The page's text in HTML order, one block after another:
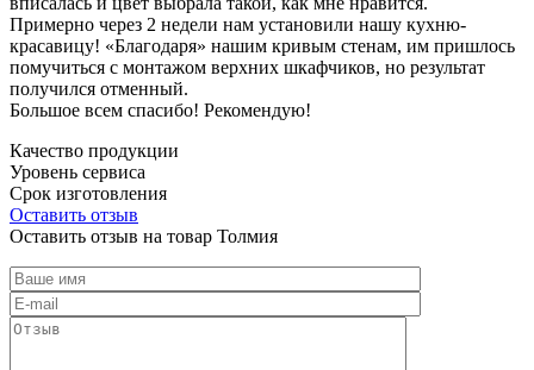
Примерно через 2 недели нам установили нашу кухню-
красавицу! «Благодаря» нашим кривым стенам, им пришлось
помучиться с монтажом верхних шкафчиков, но результат
получился отменный.
Большое всем спасибо! Рекомендую!
Качество продукции
Уровень сервиса
Срок изготовления
Оставить отзыв
Оставить отзыв на товар Толмия